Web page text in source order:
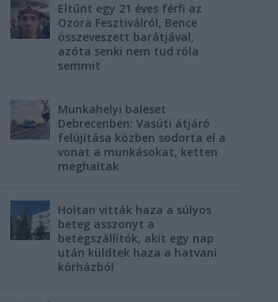
Eltűnt egy 21 éves férfi az
Ozora Fesztiválról, Bence
összeveszett barátjával,
azóta senki nem tud róla
semmit
Munkahelyi baleset
Debrecenben: Vasúti átjáró
felújítása közben sodorta el a
vonat a munkásokat, ketten
meghaltak
Holtan vitták haza a súlyos
beteg asszonyt a
betegszállítók, akit egy nap
után küldtek haza a hatvani
kórházból